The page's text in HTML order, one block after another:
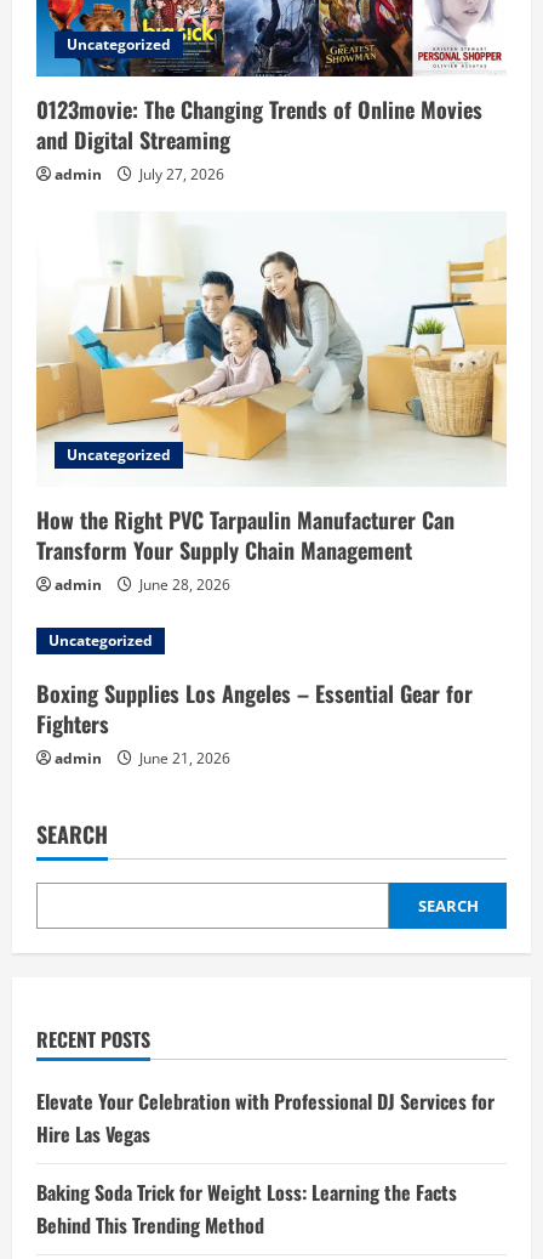
i
o
n
Uncategorized
0123movie: The Changing Trends of Online Movies
and Digital Streaming
admin July 27, 2026
Uncategorized
How the Right PVC Tarpaulin Manufacturer Can
Transform Your Supply Chain Management
admin June 28, 2026
Uncategorized
Boxing Supplies Los Angeles – Essential Gear for
Fighters
admin June 21, 2026
SEARCH
SEARCH
RECENT POSTS
Elevate Your Celebration with Professional DJ Services for
Hire Las Vegas
Baking Soda Trick for Weight Loss: Learning the Facts
Behind This Trending Method